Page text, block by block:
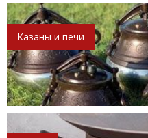
Казаны и печи